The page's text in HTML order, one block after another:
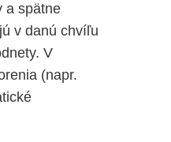
a spätne
v danú chvíľu
V
(napr.